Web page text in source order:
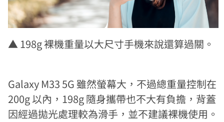
▲ 198g 裸機重量以大尺寸手機來說還算過關。
Galaxy M33 5G 雖然螢幕大，不過總重量控制在
200g 以內，198g 隨身攜帶也不大有負擔，背蓋
因經過拋光處理較為滑手，並不建議裸機使用。